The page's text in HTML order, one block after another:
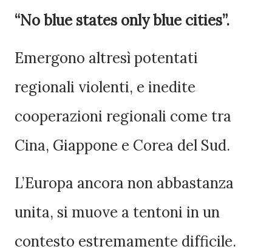
“No blue states only blue cities”.
Emergono altresì potentati
regionali violenti, e inedite
cooperazioni regionali come tra
Cina, Giappone e Corea del Sud.
L’Europa ancora non abbastanza
unita, si muove a tentoni in un
contesto estremamente difficile.